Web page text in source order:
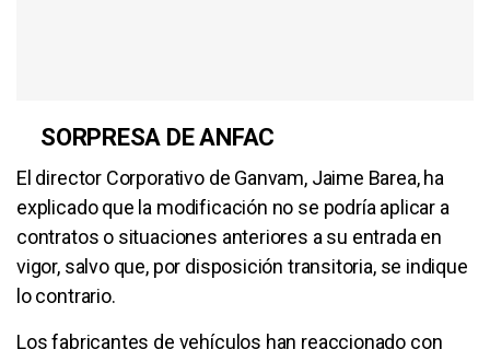
SORPRESA DE ANFAC
El director Corporativo de Ganvam, Jaime Barea, ha
explicado que la modificación no se podría aplicar a
contratos o situaciones anteriores a su entrada en
vigor, salvo que, por disposición transitoria, se indique
lo contrario.
Los fabricantes de vehículos han reaccionado con